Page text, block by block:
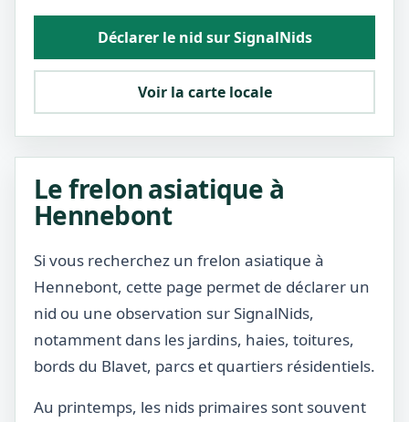
Déclarer le nid sur SignalNids
Voir la carte locale
Le frelon asiatique à
Hennebont
Si vous recherchez un frelon asiatique à
Hennebont, cette page permet de déclarer un
nid ou une observation sur SignalNids,
notamment dans les jardins, haies, toitures,
bords du Blavet, parcs et quartiers résidentiels.
Au printemps, les nids primaires sont souvent